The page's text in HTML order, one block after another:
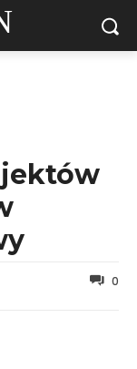
0